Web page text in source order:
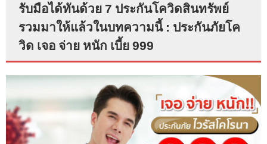
รับมือได้ทันด้วย 7 ประกันโควิดสินทรัพย์
รวมมาให้แล้วในบทความนี้ : ประกันภัยโค
วิด เจอ จ่าย หนัก เบี้ย 999